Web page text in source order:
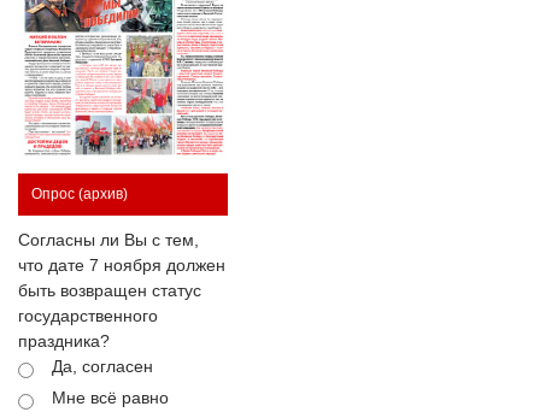
Опрос (архив)
Согласны ли Вы с тем,
что дате 7 ноября должен
быть возвращен статус
государственного
праздника?
Да, согласен
Мне всё равно